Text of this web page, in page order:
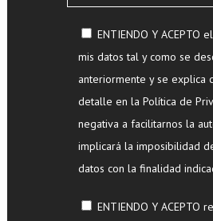
ENTIENDO Y ACEPTO
mis datos tal y como se
anteriormente y se explica
detalle en la Política de
negativa a facilitarnos la
implicará la imposibilidad
datos con la finalidad
ENTIENDO Y ACEPTO